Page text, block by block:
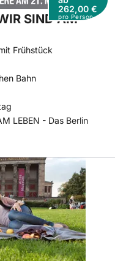
262,00 €
pro Person
SIND AM
Frühstück
Bahn
LEBEN - Das Berlin